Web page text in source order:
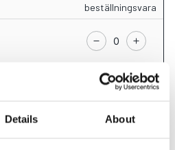
Details About
beställningsvara
I VARUKORG